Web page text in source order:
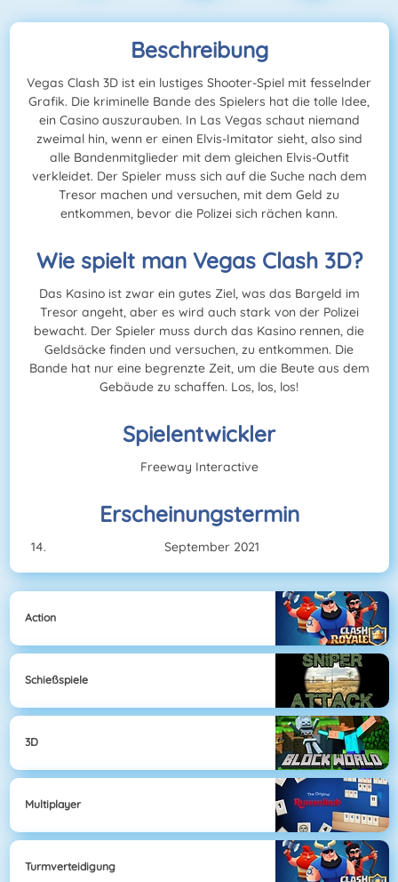
Beschreibung
Vegas Clash 3D ist ein lustiges Shooter-Spiel mit fesselnder
Grafik. Die kriminelle Bande des Spielers hat die tolle Idee,
ein Casino auszurauben. In Las Vegas schaut niemand
zweimal hin, wenn er einen Elvis-Imitator sieht, also sind
alle Bandenmitglieder mit dem gleichen Elvis-Outfit
verkleidet. Der Spieler muss sich auf die Suche nach dem
Tresor machen und versuchen, mit dem Geld zu
entkommen, bevor die Polizei sich rächen kann.
Wie spielt man Vegas Clash 3D?
Das Kasino ist zwar ein gutes Ziel, was das Bargeld im
Tresor angeht, aber es wird auch stark von der Polizei
bewacht. Der Spieler muss durch das Kasino rennen, die
Geldsäcke finden und versuchen, zu entkommen. Die
Bande hat nur eine begrenzte Zeit, um die Beute aus dem
Gebäude zu schaffen. Los, los, los!
Spielentwickler
Freeway Interactive
Erscheinungstermin
September 2021
Action
Schießspiele
3D
Multiplayer
Turmverteidigung